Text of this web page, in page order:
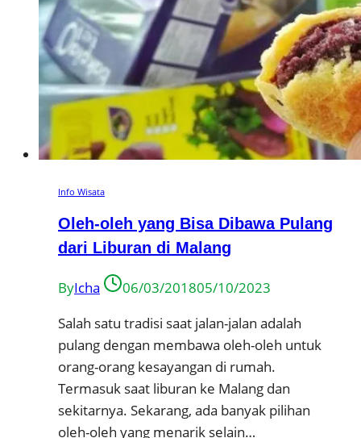
Info Wisata
Oleh-oleh yang Bisa Dibawa Pulang
dari Liburan di Malang
ByIcha 06/03/201805/10/2023
Salah satu tradisi saat jalan-jalan adalah
pulang dengan membawa oleh-oleh untuk
orang-orang kesayangan di rumah.
Termasuk saat liburan ke Malang dan
sekitarnya. Sekarang, ada banyak pilihan
oleh-oleh yang menarik selain…